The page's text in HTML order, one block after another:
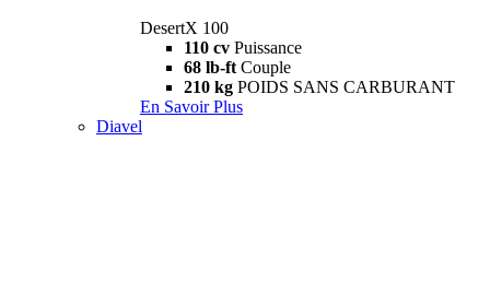
DesertX 100
110 cv Puissance
68 lb-ft Couple
210 kg POIDS SANS CARBURANT
En Savoir Plus
Diavel